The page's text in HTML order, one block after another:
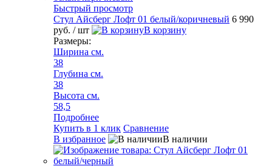
Быстрый просмотр
Стул Айсберг Лофт 01 белый/коричневый 6 990
руб. / шт
В корзину
Размеры:
Ширина см.
38
Глубина см.
38
Высота см.
58,5
Подробнее
Купить в 1 клик Сравнение
В избранное
В наличии